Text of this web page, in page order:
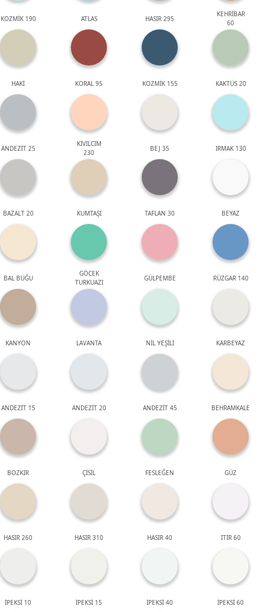
KOZMİK 190 ATLAS HASIR 295
KEHRİBAR
60
HAKİ KORAL 95 KOZMİK 155 KAKTÜS 20
ANDEZİT 25
KIVILCIM
230
BEJ 35 IRMAK 130
BAZALT 20 KUMTAŞI TAFLAN 30 BEYAZ
BAL BUĞU
GÖCEK
TURKUAZI
GÜLPEMBE RÜZGAR 140
KANYON LAVANTA NİL YEŞİLİ KARBEYAZ
ANDEZİT 15 ANDEZİT 20 ANDEZİT 45 BEHRAMKALE
BOZKIR ÇİSİL FESLEĞEN GÜZ
HASIR 260 HASIR 310 HASIR 40 ITIR 60
İPEKSİ 10 İPEKSİ 15 İPEKSİ 40 İPEKSİ 60